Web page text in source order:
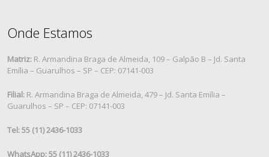
Onde Estamos
Matriz: R. Armandina Braga de Almeida, 109 – Galpão B – Jd. Santa
Emília – Guarulhos – SP – CEP: 07141-003
Filial: R. Armandina Braga de Almeida, 479 – Jd. Santa Emília –
Guarulhos – SP – CEP: 07141-003
Tel: 55 (11) 2436-1033
WhatsApp: 55 (11) 2436-1033